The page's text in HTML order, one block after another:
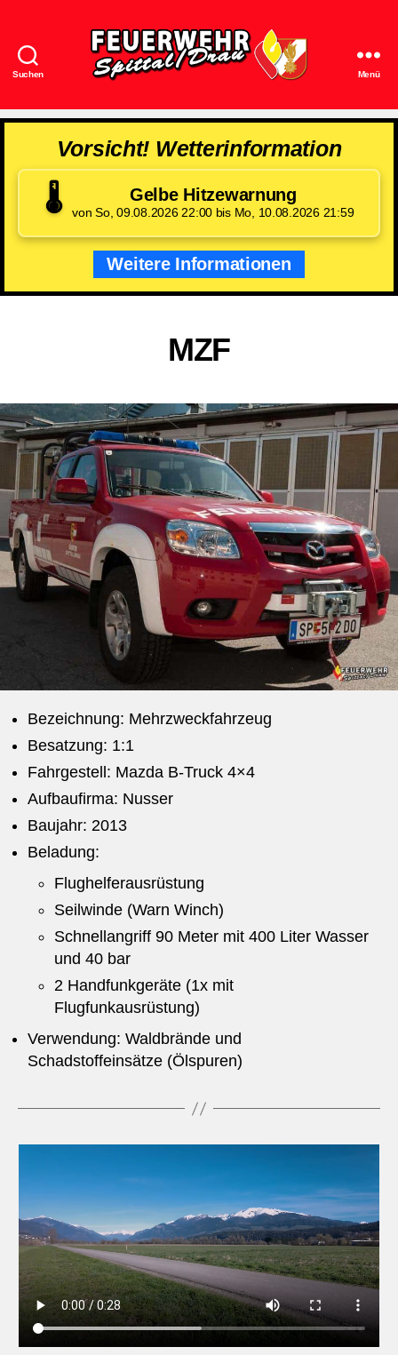
Suchen
Spittal/Drau
Menü
Vorsicht! Wetterinformation
🌡️ Gelbe Hitzewarnung
von So, 09.08.2026 22:00 bis Mo, 10.08.2026 21:59
Weitere Informationen
MZF
Bezeichnung: Mehrzweckfahrzeug
Besatzung: 1:1
Fahrgestell: Mazda B-Truck 4×4
Aufbaufirma: Nusser
Baujahr: 2013
Beladung:
Flughelferausrüstung
Seilwinde (Warn Winch)
Schnellangriff 90 Meter mit 400 Liter Wasser
und 40 bar
2 Handfunkgeräte (1x mit
Flugfunkausrüstung)
Verwendung: Waldbrände und
Schadstoffeinsätze (Ölspuren)